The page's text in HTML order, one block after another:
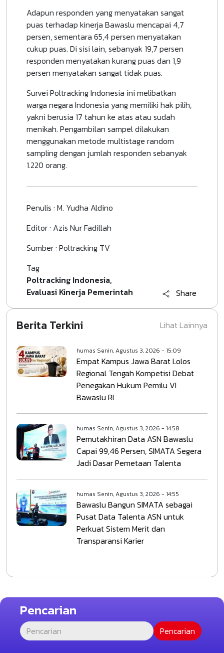
Adapun responden yang menyatakan sangat
puas terhadap kinerja Bawaslu mencapai 4,7
persen, sementara 65,4 persen menyatakan
cukup puas. Di sisi lain, sebanyak 19,7 persen
responden menyatakan kurang puas dan 1,9
persen menyatakan sangat tidak puas.
Survei Poltracking Indonesia ini melibatkan
warga negara Indonesia yang memiliki hak pilih,
yakni berusia 17 tahun ke atas atau sudah
menikah. Pengambilan sampel dilakukan
menggunakan metode multistage random
sampling dengan jumlah responden sebanyak
1.220 orang.
Penulis : M. Yudha Aldino
Editor : Azis Nur Fadillah
Sumber : Poltracking TV
Tag
Poltracking Indonesia
Evaluasi Kinerja Pemerintah
Share
Berita Terkini
humas Senin, Agustus 3, 2026 - 15:09
Empat Kampus Jawa Barat Lolos
Regional Tengah Kompetisi Debat
Penegakan Hukum Pemilu VI
Bawaslu RI
humas Senin, Agustus 3, 2026 - 14:58
Pemutakhiran Data ASN Bawaslu
Capai 99,46 Persen, SIMATA Segera
Jadi Dasar Pemetaan Talenta
humas Senin, Agustus 3, 2026 - 14:55
Bawaslu Bangun SIMATA sebagai
Pusat Data Talenta ASN untuk
Perkuat Sistem Merit dan
Transparansi Karier
Lihat Lainnya
Pencarian